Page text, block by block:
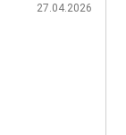
27.04.2026